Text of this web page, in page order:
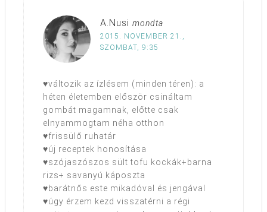
A.Nusi mondta
2015. NOVEMBER 21.,
SZOMBAT, 9:35
♥változik az ízlésem (minden téren): a
héten életemben először csináltam
gombát magamnak, előtte csak
elnyammogtam néha otthon
♥frissülő ruhatár
♥új receptek honosítása
♥szójaszószos sült tofu kockák+barna
rizs+ savanyú káposzta
♥barátnős este mikadóval és jengával
♥úgy érzem kezd visszatérni a régi